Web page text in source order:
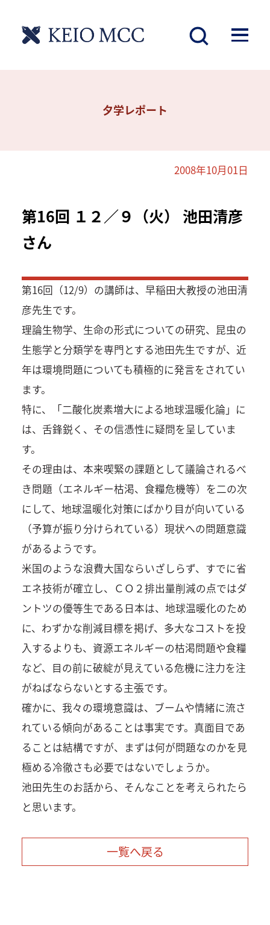
夕学レポート
2008年10月01日
第16回 １２／９（火） 池田清彦
さん
第16回（12/9）の講師は、早稲田大教授の池田清
彦先生です。
理論生物学、生命の形式についての研究、昆虫の
生態学と分類学を専門とする池田先生ですが、近
年は環境問題についても積極的に発言をされてい
ます。
特に、「二酸化炭素増大による地球温暖化論」に
は、舌鋒鋭く、その信憑性に疑問を呈していま
す。
その理由は、本来喫緊の課題として議論されるべ
き問題（エネルギー枯渇、食糧危機等）を二の次
にして、地球温暖化対策にばかり目が向いている
（予算が振り分けられている）現状への問題意識
があるようです。
米国のような浪費大国ならいざしらず、すでに省
エネ技術が確立し、ＣＯ２排出量削減の点ではダ
ントツの優等生である日本は、地球温暖化のため
に、わずかな削減目標を掲げ、多大なコストを投
入するよりも、資源エネルギーの枯渇問題や食糧
など、目の前に破綻が見えている危機に注力を注
がねばならないとする主張です。
確かに、我々の環境意識は、ブームや情緒に流さ
れている傾向があることは事実です。真面目であ
ることは結構ですが、まずは何が問題なのかを見
極める冷徹さも必要ではないでしょうか。
池田先生のお話から、そんなことを考えられたら
と思います。
一覧へ戻る